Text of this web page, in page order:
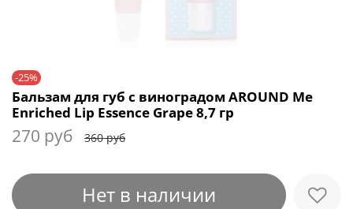
-25%
Бальзам для губ с виноградом AROUND Me
Enriched Lip Essence Grape 8,7 гр
270 руб 360 руб
Нет в наличии